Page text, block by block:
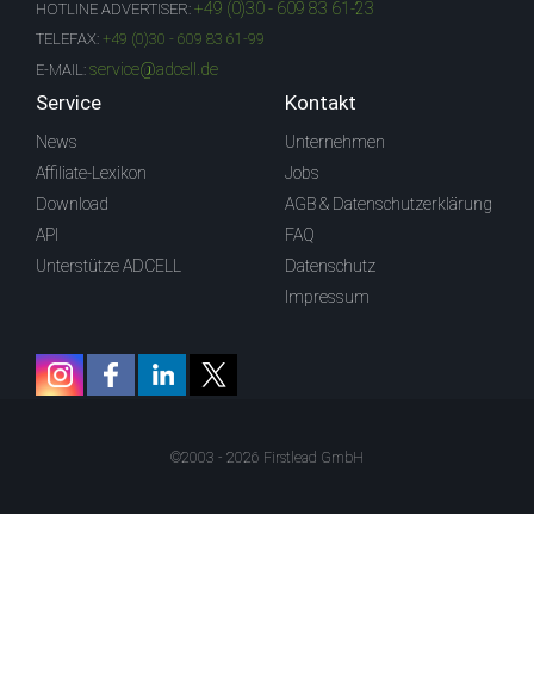
HOTLINE ADVERTISER: +49 (0)30 - 609 83 61-23
TELEFAX: +49 (0)30 - 609 83 61-99
E-MAIL: service@adcell.de
Service
News
Affiliate-Lexikon
Download
API
Unterstütze ADCELL
Kontakt
Unternehmen
Jobs
AGB & Datenschutzerklärung
FAQ
Datenschutz
Impressum
©2003 - 2026 Firstlead GmbH